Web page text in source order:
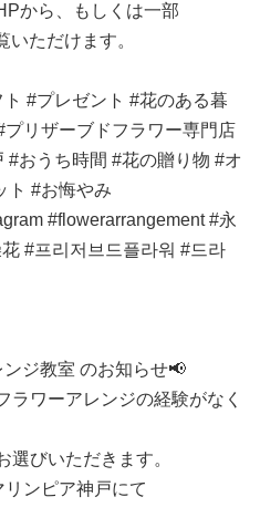
から、もしくは一部
ただけます。
#プレゼント #花のある暮
リザーブドフラワー専門店
おうち時間 #花の贈り物 #オ
ト #お悔やみ
#flowerarrangement #永
#프리저브드플라워 #드라
ジ教室 のお知らせ📢
ラワーアレンジの経験がなく
選びいただきます。
ンピア神戸にて